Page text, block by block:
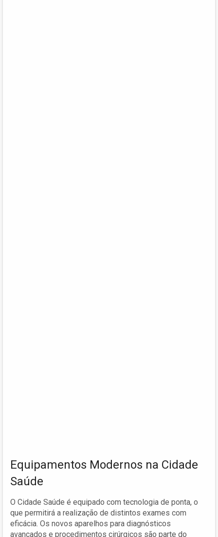
Equipamentos Modernos na Cidade
Saúde
O Cidade Saúde é equipado com tecnologia de ponta, o
que permitirá a realização de distintos exames com
eficácia. Os novos aparelhos para diagnósticos
avançados e procedimentos cirúrgicos são parte do